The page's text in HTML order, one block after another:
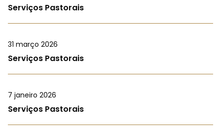
Serviços Pastorais
31 março 2026
Serviços Pastorais
7 janeiro 2026
Serviços Pastorais